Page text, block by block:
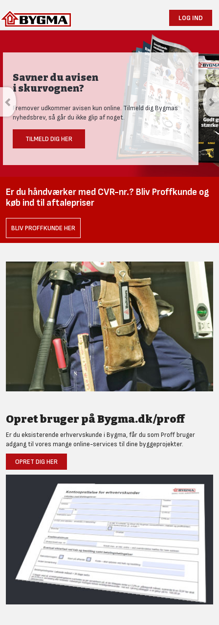
LOG IND
Savner du avisen
i skurvognen?
Fremover udkommer avisen kun online. Tilmeld dig Bygmas
nyhedsbrev, så går du ikke glip af noget.
TILMELD DIG HER
Er du håndværker med CVR-nr.? Bliv Proffkunde og
køb ind til aftalepriser
BLIV PROFFKUNDE HER
Opret bruger på Bygma.dk/proff
Er du eksisterende erhvervskunde i Bygma, får du som Proff bruger
adgang til vores mange online-services til dine byggeprojekter.
OPRET DIG HER